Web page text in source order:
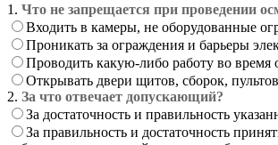
1. Что не запрещается при проведении
Входить в камеры, не оборудованные
Проникать за ограждения и барьеры
Проводить какую-либо работу во время
Открывать двери щитов, сборок,
2. За что отвечает допускающий?
За достаточность и правильность
За правильность и достаточность